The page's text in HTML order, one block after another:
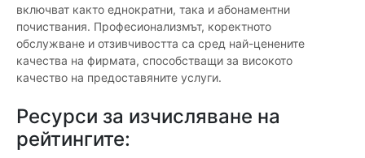
включват както еднократни, така и абонаментни
почиствания. Професионализмът, коректното
обслужване и отзивчивостта са сред най-ценените
качества на фирмата, способстващи за високото
качество на предоставяните услуги.
Ресурси за изчисляване на
рейтингите: